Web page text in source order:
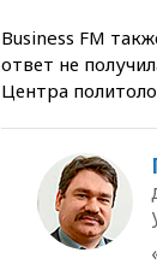
Business FM
ответ не
Центра